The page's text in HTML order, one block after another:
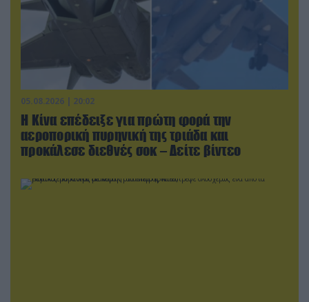
05.08.2026 | 20:02
Η Κίνα επέδειξε για πρώτη φορά την
αεροπορική πυρηνική της τριάδα και
προκάλεσε διεθνές σοκ – Δείτε βίντεο